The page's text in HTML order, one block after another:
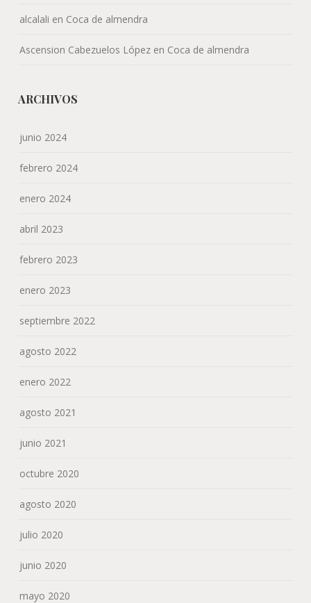
alcalali en Coca de almendra
Ascension Cabezuelos López en Coca de almendra
ARCHIVOS
junio 2024
febrero 2024
enero 2024
abril 2023
febrero 2023
enero 2023
septiembre 2022
agosto 2022
enero 2022
agosto 2021
junio 2021
octubre 2020
agosto 2020
julio 2020
junio 2020
mayo 2020